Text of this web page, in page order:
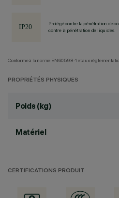
Protégé contre la pénétration de
contre la pénétration de liquides.
Conforme à la norme EN60598-1 et aux
PROPRIÉTÉS PHYSIQUES
Poids (kg)
Matériel
CERTIFICATIONS PRODUIT